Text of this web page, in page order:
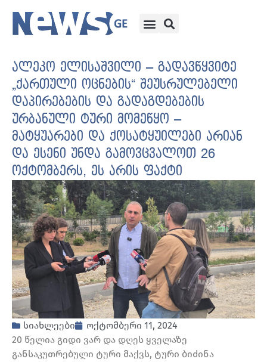
ალეკო ელისაშვილი – გადავწყვიტე
„ქართული ოცნების“ შეუსრულებელი
დაპირებების და გადაგდებების
ურბანული ტური მომეწყო –
მატყუარები და ქოსატყუილები არიან
და ესენი უნდა გამოვცვალოთ 26
ოქტომბერს, ეს არის ფაქტი
სიახლეები
ოქტომბერი 11, 2024
20 წელია გიდი ვარ და დღეს ყველაზე
განსაკუთრებული ტური მაქვს, ტური ბიძინა